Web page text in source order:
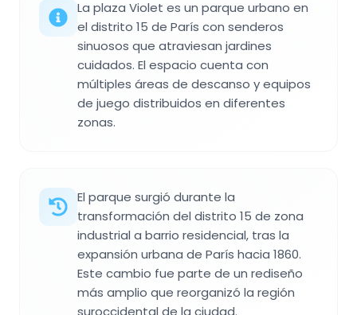
La plaza Violet es un parque urbano en
el distrito 15 de París con senderos
sinuosos que atraviesan jardines
cuidados. El espacio cuenta con
múltiples áreas de descanso y equipos
de juego distribuidos en diferentes
zonas.
El parque surgió durante la
transformación del distrito 15 de zona
industrial a barrio residencial, tras la
expansión urbana de París hacia 1860.
Este cambio fue parte de un rediseño
más amplio que reorganizó la región
suroccidental de la ciudad.